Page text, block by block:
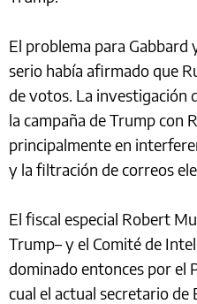
El problema para Gabbard
serio había afirmado que
de votos. La investigación
la campaña de Trump con
principalmente en
y la filtración de correos
El fiscal especial Robert
Trump– y el Comité de
dominado entonces por el
cual el actual secretario de